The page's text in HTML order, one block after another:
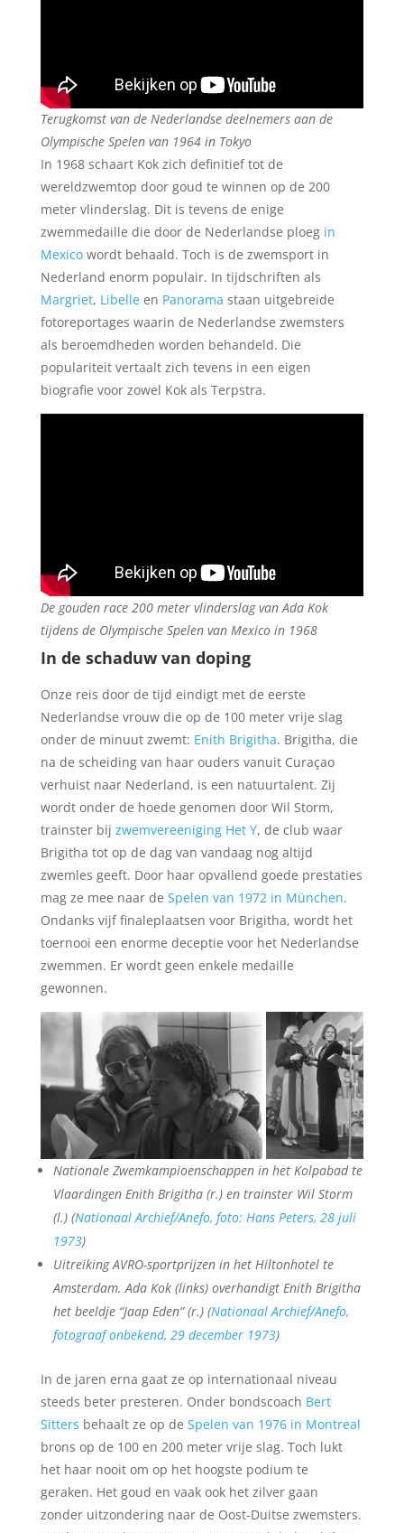
Terugkomst van de Nederlandse deelnemers aan de
Olympische Spelen van 1964 in Tokyo
In 1968 schaart Kok zich definitief tot de
wereldzwemtop door goud te winnen op de 200
meter vlinderslag. Dit is tevens de enige
zwemmedaille die door de Nederlandse ploeg in
Mexicowordt behaald. Toch is de zwemsport in
Nederland enorm populair. In tijdschriften als
Margriet, Libelleen Panorama staan uitgebreide
fotoreportages waarin de Nederlandse zwemsters
als beroemdheden worden behandeld. Die
populariteit vertaalt zich tevens in een eigen
biografie voor zowel Kok als Terpstra.
De gouden race 200 meter vlinderslag van Ada Kok
tijdens de Olympische Spelen van Mexico in 1968
In de schaduw van doping
Onze reis door de tijd eindigt met de eerste
Nederlandse vrouw die op de 100 meter vrije slag
onder de minuut zwemt: Enith Brigitha. Brigitha, die
na de scheiding van haar ouders vanuit Curaçao
verhuist naar Nederland, is een natuurtalent. Zij
wordt onder de hoede genomen door Wil Storm,
trainster bij zwemvereeniging Het Y, de club waar
Brigitha tot op de dag van vandaag nog altijd
zwemles geeft. Door haar opvallend goede prestaties
mag ze mee naar de Spelen van 1972 in München.
Ondanks vijf finaleplaatsen voor Brigitha, wordt het
toernooi een enorme deceptie voor het Nederlandse
zwemmen. Er wordt geen enkele medaille
gewonnen.
Nationale Zwemkampioenschappen in het Kolpabad te
Vlaardingen Enith Brigitha (r.) en trainster Wil Storm
(l.) (Nationaal Archief/Anefo, foto: Hans Peters, 28 juli
1973)
Uitreiking AVRO-sportprijzen in het Hiltonhotel te
Amsterdam. Ada Kok (links) overhandigt Enith Brigitha
het beeldje “Jaap Eden” (r.) (Nationaal Archief/Anefo,
fotograaf onbekend, 29 december 1973)
In de jaren erna gaat ze op internationaal niveau
steeds beter presteren. Onder bondscoach Bert
Sitters behaalt ze op de Spelen van 1976 in Montreal
brons op de 100 en 200 meter vrije slag. Toch lukt
het haar nooit om op het hoogste podium te
geraken. Het goud en vaak ook het zilver gaan
zonder uitzondering naar de Oost-Duitse zwemsters.